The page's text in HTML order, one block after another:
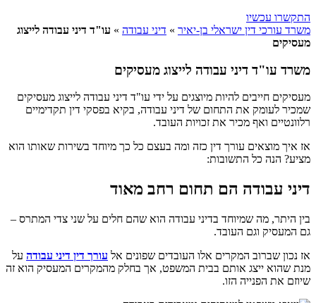
התקשרו עכשיו
משרד עורכי דין ישראלי בן-יאיר » דיני עבודה » עו"ד דיני עבודה לייצוג
מעסיקים
משרד עו"ד דיני עבודה לייצוג מעסיקים
מעסיקים חייבים להיות מיוצגים על ידי עו"ד דיני עבודה לייצוג מעסיקים
שמכיר לעומק את התחום של דיני עבודה, בקיא בפסקי דין תקדימיים
רלוונטיים ואף מכיר את זכויות העובד.
אז איך מוצאים עורך דין כזה ומה בעצם כל כך מיוחד בשירות שאותו הוא
מציע? הנה כל התשובות:
דיני עבודה הם תחום רחב מאוד
בין היתר, מה שמיוחד בדיני עבודה הוא שהם חלים על שני צדי המתרס –
גם המעסיק וגם העובד.
אז נכון שברוב המקרים אלו העובדים שפונים אל עורך דין דיני עבודה על
מנת שהוא ייצג אותם בבית המשפט, אך בחלק מהמקרים המעסיק הוא זה
שיוזם את הפנייה הזו.